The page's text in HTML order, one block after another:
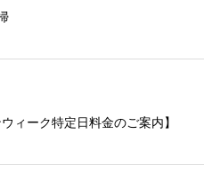
ウィーク特定日料金のご案内】